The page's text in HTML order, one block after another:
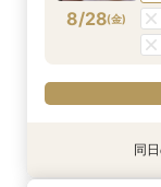
8/28(金)
特典あり同